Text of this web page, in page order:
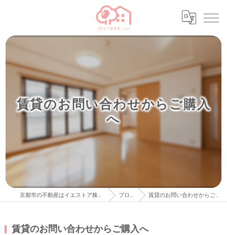
賃貸のお問い合わせからご購入
へ
京都市の不動産はイエストア株式会社 ブログ 賃貸のお問い合わせからご購入へ
賃貸のお問い合わせからご購入へ